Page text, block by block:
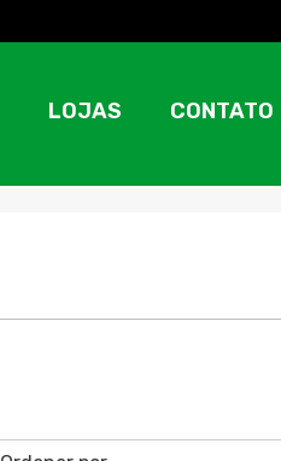
LOJAS CONTATO